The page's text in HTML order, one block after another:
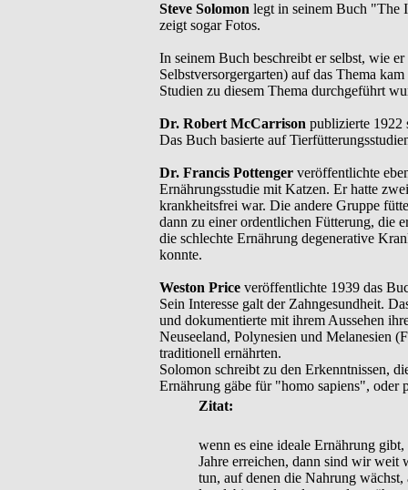
Steve Solomon legt in seinem Buch "The
zeigt sogar Fotos.
In seinem Buch beschreibt er selbst, wie
Selbstversorgergarten) auf das Thema
Studien zu diesem Thema durchgeführt
Dr. Robert McCarrison publizierte 1922
Das Buch basierte auf
Dr. Francis Pottengerveröffentlichte
Ernährungsstudie mit Katzen. Er hatte
krankheitsfrei war. Die andere Gruppe
dann zu einer ordentlichen Fütterung, die
die schlechte Ernährung degenerative
konnte.
Weston Priceveröffentlichte 1939 das
Sein Interesse galt der Zahngesundheit.
und dokumentierte mit ihrem Aussehen
Neuseeland, Polynesien und Melanesien
traditionell ernährten.
Solomon schreibt zu den Erkenntnissen,
Ernährung gäbe für "homo sapiens", oder
Zitat:
wenn es eine ideale Ernährung
Jahre erreichen, dann sind wir weit
tun, auf denen die Nahrung